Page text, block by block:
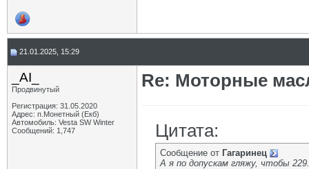
21.01.2025, 15:29
_AI_
Продвинутый
Регистрация: 31.05.2020
Адрес: п.Монетный (Екб)
Автомобиль: Vesta SW Winter
Сообщений: 1,747
Re: Моторные
Цитата:
Сообщение от Гагаринец
А я по допускам гляжу, чтобы